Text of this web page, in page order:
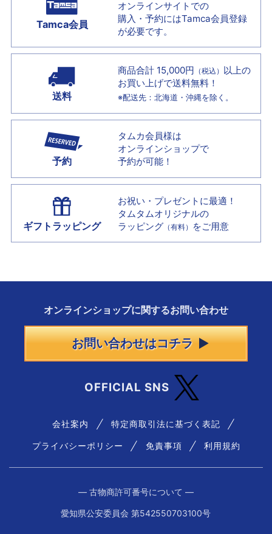
Tamca会員
オンラインサイトでの
購入・予約にはTamca会員登録
が必要です。
送料
商品合計 15,000円 （税込） 以上の
お買い上げで送料無料！
※配送先：北海道・沖縄を除く。
予約
タムカ会員様は
オンラインショップで
予約が可能！
ギフトラッピング
お祝い・プレゼントに最適！
タムタムオリジナルの
ラッピング （有料） をご用意
オンラインショップに関するお問い合わせ
お問い合わせはコチラ
OFFICIAL SNS
会社案内 特定商取引法に基づく表記
プライバシーポリシー 免責事項 利用規約
― 古物商許可番号について ―
愛知県公安委員会 第542550703100号